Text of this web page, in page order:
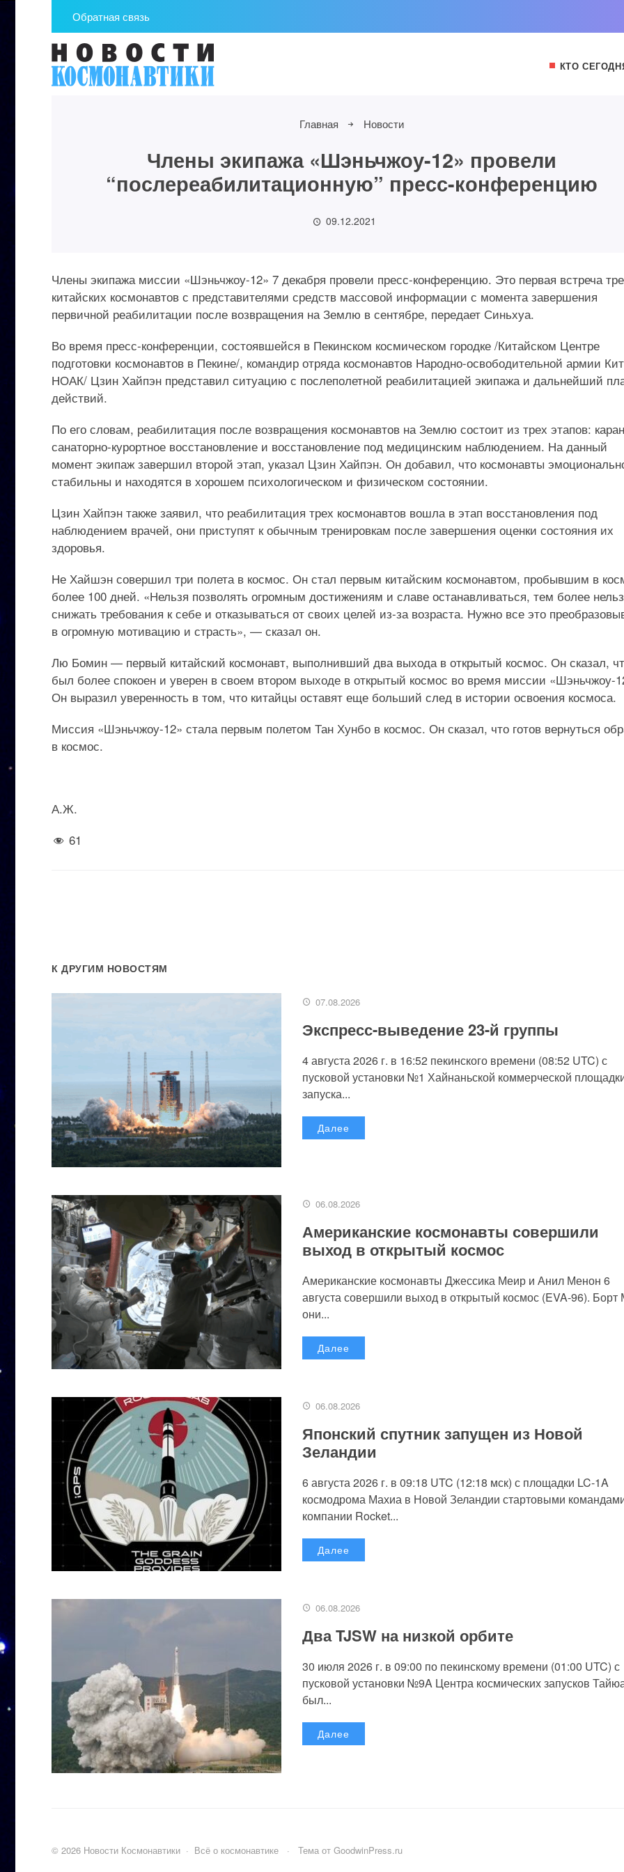
Обратная связь
КТО
Главная Новости
Члены экипажа «Шэньчжоу-12» провели
“послереабилитационную” пресс-конференцию
09.12.2021
Члены экипажа миссии «Шэньчжоу-12» 7 декабря провели пресс-конференцию. Это первая встреча
китайских космонавтов с представителями средств массовой информации с момента завершения
первичной реабилитации после возвращения на Землю в сентябре, передает Синьхуа.
Во время пресс-конференции, состоявшейся в Пекинском космическом городке /Китайском Центре
подготовки космонавтов в Пекине/, командир отряда космонавтов Народно-освободительной армии
НОАК/ Цзин Хайпэн представил ситуацию с послеполетной реабилитацией экипажа и дальнейший
действий.
По его словам, реабилитация после возвращения космонавтов на Землю состоит из трех этапов:
санаторно-курортное восстановление и восстановление под медицинским наблюдением. На данный
момент экипаж завершил второй этап, указал Цзин Хайпэн. Он добавил, что космонавты
стабильны и находятся в хорошем психологическом и физическом состоянии.
Цзин Хайпэн также заявил, что реабилитация трех космонавтов вошла в этап восстановления под
наблюдением врачей, они приступят к обычным тренировкам после завершения оценки состояния их
здоровья.
Не Хайшэн совершил три полета в космос. Он стал первым китайским космонавтом, пробывшим в
более 100 дней. «Нельзя позволять огромным достижениям и славе останавливаться, тем более
снижать требования к себе и отказываться от своих целей из-за возраста. Нужно все это
в огромную мотивацию и страсть», — сказал он.
Лю Бомин — первый китайский космонавт, выполнивший два выхода в открытый космос. Он сказал,
был более спокоен и уверен в своем втором выходе в открытый космос во время миссии «Шэньчжоу-
Он выразил уверенность в том, что китайцы оставят еще больший след в истории освоения космоса.
Миссия «Шэньчжоу-12» стала первым полетом Тан Хунбо в космос. Он сказал, что готов вернуться
в космос.
А.Ж.
61
К ДРУГИМ НОВОСТЯМ
07.08.2026
Экспресс-выведение 23-й группы
4 августа 2026 г. в 16:52 пекинского времени (08:52 UTC) с
пусковой установки №1 Хайнаньской коммерческой
запуска...
Далее
06.08.2026
Американские космонавты совершили
выход в открытый космос
Американские космонавты Джессика Меир и Анил Менон 6
августа совершили выход в открытый космос (EVA-96).
они...
Далее
06.08.2026
Японский спутник запущен из Новой
Зеландии
6 августа 2026 г. в 09:18 UTC (12:18 мск) с площадки LC-1A
космодрома Махиа в Новой Зеландии стартовыми
компании Rocket...
Далее
06.08.2026
Два TJSW на низкой орбите
30 июля 2026 г. в 09:00 по пекинскому времени (01:00 UTC) с
пусковой установки №9A Центра космических запусков
был...
Далее
© 2026 Новости Космонавтики · Всё о космонавтике · Тема от GoodwinPress.ru